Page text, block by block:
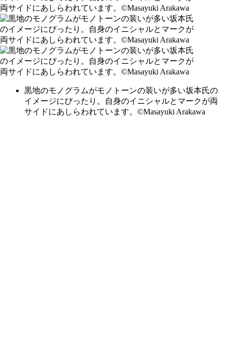
黒地のモノグラムがモノトーンの装いが多い坂本氏の
イメージにぴったり。自身のイニシャルとマークが両
サイドにあしらわれています。©Masayuki Arakawa